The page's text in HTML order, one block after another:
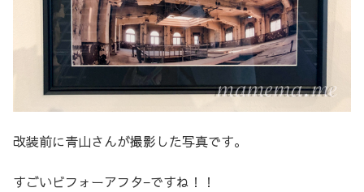
改装前に青山さんが撮影した写真です。
すごいビフォーアフタ−ですね！！